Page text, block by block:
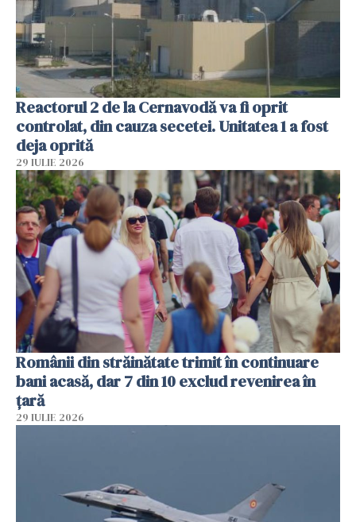
Reactorul 2 de la Cernavodă va fi oprit
controlat, din cauza secetei. Unitatea 1 a fost
deja oprită
29 IULIE 2026
Românii din străinătate trimit în continuare
bani acasă, dar 7 din 10 exclud revenirea în
țară
29 IULIE 2026